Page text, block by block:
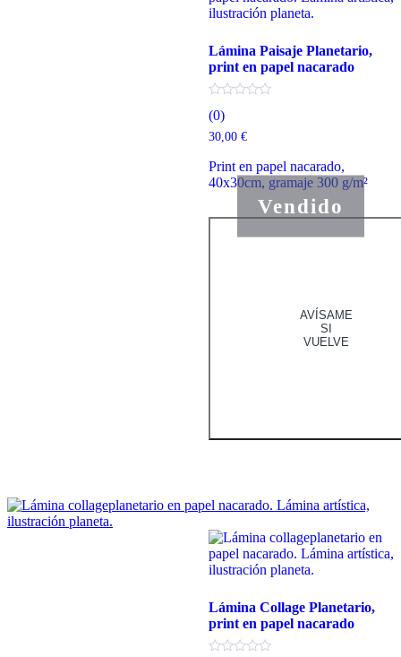
Vendido
Lámina Paisaje Planetario,
print en papel nacarado
(0)
30,00 €
Print en papel nacarado,
40x30cm, gramaje 300 g/m²
AVÍSAME
SI
VUELVE
Lámina Collage Planetario,
print en papel nacarado